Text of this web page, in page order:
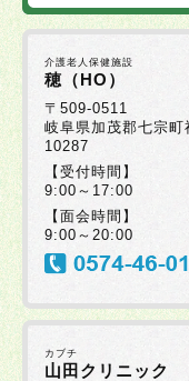
介護老人保健施設
穂（HO）
〒509-0511
岐阜県加茂郡七宗町
10287
【受付時間】
9:00～17:00
【面会時間】
9:00～20:00
カブチ
山田クリニック